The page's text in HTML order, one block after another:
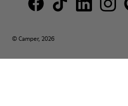
© Camper, 2026